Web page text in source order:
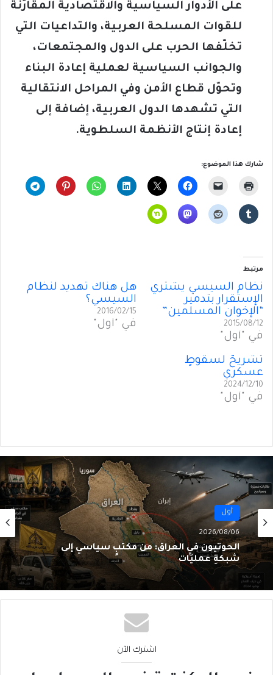
على الأدوار السياسية والاقتصادية المقارَنة
للقوات المسلحة العربية، والتداعيات التي
تخلّفها الحرب على الدول والمجتمعات،
والجوانب السياسية لعملية إعادة البناء
وتحوّل قطاع الأمن وفي المراحل الانتقالية
التي تشهدها الدول العربية، إضافة إلى
إعادة إنتاج الأنظمة السلطوية.
شارك هذا الموضوع:
مرتبط
نظام السيسي يشتري
الإستقرار بتدمير
“الإخوان المسلمين”
2015/08/12
في "أول"
هل هناك تهديد لنظام
السيسي؟
2016/02/15
في "أول"
تشريحٌ لسقوطٍ
عسكري
2024/12/10
في "أول"
أول
2026/08/06
الحوثيون في العراق: من مكتبٍ سياسي إلى
شبكةِ عمليّات
اشترك الآن